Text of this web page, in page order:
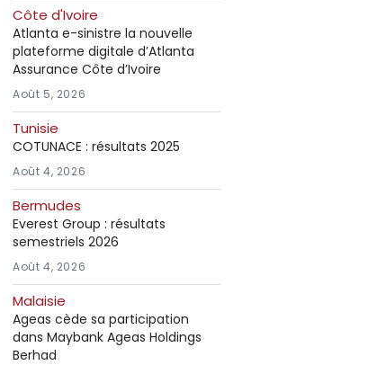
Côte d'Ivoire
Atlanta e-sinistre la nouvelle
plateforme digitale d’Atlanta
Assurance Côte d’Ivoire
Août 5, 2026
Tunisie
COTUNACE : résultats 2025
Août 4, 2026
Bermudes
Everest Group : résultats
semestriels 2026
Août 4, 2026
Malaisie
Ageas cède sa participation
dans Maybank Ageas Holdings
Berhad